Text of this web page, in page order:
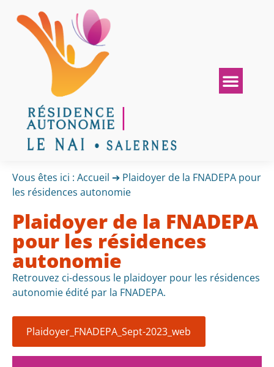
Vous êtes ici : Accueil ➔ Plaidoyer de la FNADEPA pour
les résidences autonomie
Plaidoyer de la FNADEPA
pour les résidences
autonomie
Retrouvez ci-dessous le plaidoyer pour les résidences
autonomie édité par la FNADEPA.
Plaidoyer_FNADEPA_Sept-2023_web